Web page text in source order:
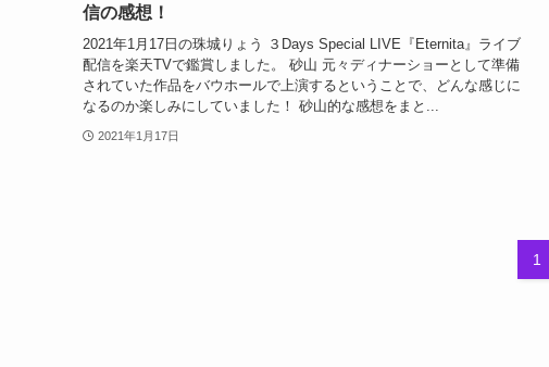
信の感想！
2021年1月17日の珠城りょう ３Days Special LIVE『Eternita』ライブ
配信を楽天TVで鑑賞しました。 砂山 元々ディナーショーとして準備
されていた作品をバウホールで上演するということで、どんな感じに
なるのか楽しみにしていました！ 砂山的な感想をまと...
2021年1月17日
1